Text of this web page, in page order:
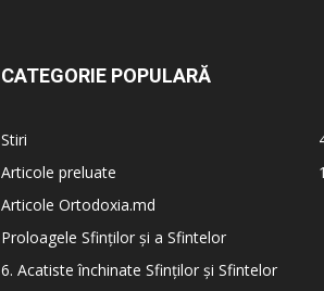
CATEGORIE POPULARĂ
Stiri
Articole preluate
Articole Ortodoxia.md
Proloagele Sfinților și a Sfintelor
6. Acatiste închinate Sfinților și Sfintelor